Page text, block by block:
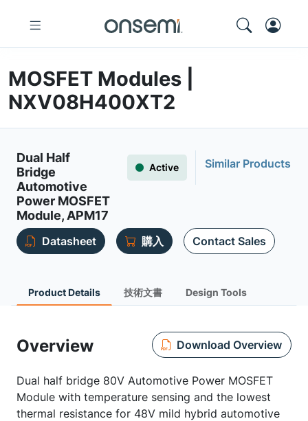
MOSFET Modules |
NXV08H400XT2
Dual Half
Bridge
Automotive
Power MOSFET
Module, APM17
Active Similar Products
Datasheet 購入 Contact Sales
Product Details 技術文書 Design Tools
Overview Download Overview
Dual half bridge 80V Automotive Power MOSFET
Module with temperature sensing and the lowest
thermal resistance for 48V mild hybrid automotive